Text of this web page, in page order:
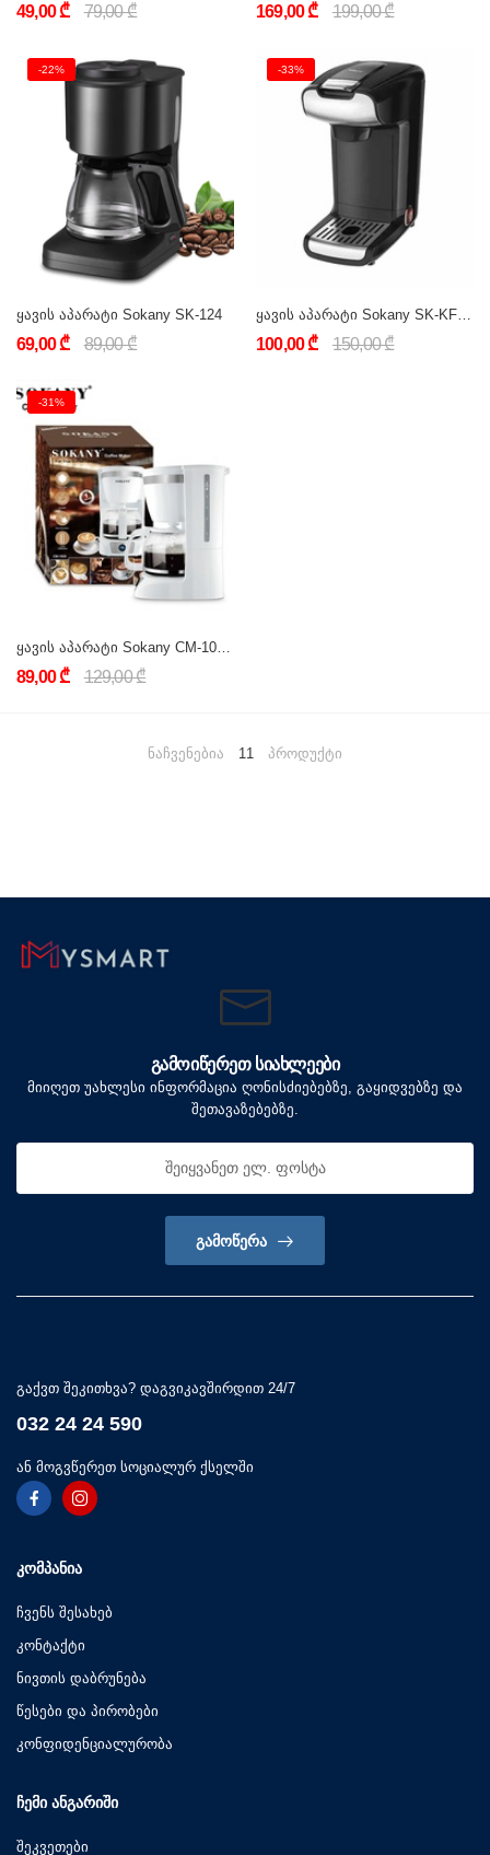
49,00 ₾ 79,00 ₾ 169,00 ₾ 199,00 ₾
-22%
ყავის აპარატი Sokany SK-124
69,00 ₾ 89,00 ₾
-33%
100,00 ₾ 150,00 ₾
-31%
89,00 ₾ 129,00 ₾
ნაჩვენებია 11 პროდუქტი
ᲒᲐᲛᲝᲘᲬᲔᲠᲔᲗ ᲡᲘᲐᲮᲚᲔᲔᲑᲘ
მიიღეთ უახლესი ინფორმაცია ღონისძიებებზე, გაყიდვებზე და
შეთავაზებებზე.
ᲒᲐᲛᲝᲬᲔᲠᲐ
გაქვთ შეკითხვა? დაგვიკავშირდით 24/7
032 24 24 590
ან მოგვწერეთ სოციალურ ქსელში
ᲙᲝᲛᲞᲐᲜᲘᲐ
ჩვენს შესახებ
კონტაქტი
ნივთის დაბრუნება
წესები და პირობები
კონფიდენციალურობა
ᲩᲔᲛᲘ ᲐᲜᲒᲐᲠᲘᲨᲘ
შეკვეთები